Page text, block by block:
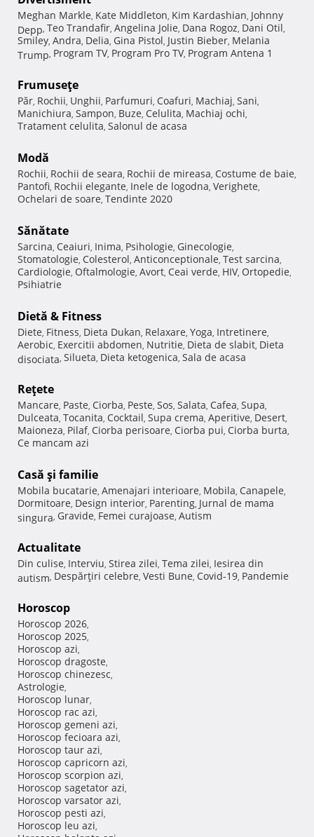
Meghan Markle, Kate Middleton, Kim Kardashian, Johnny
Depp, Teo Trandafir, Angelina Jolie, Dana Rogoz, Dani Otil,
Smiley, Andra, Delia, Gina Pistol, Justin Bieber, Melania
Trump, Program TV, Program Pro TV, Program Antena 1
Frumuseţe
Păr, Rochii, Unghii, Parfumuri, Coafuri, Machiaj, Sani,
Manichiura, Sampon, Buze, Celulita, Machiaj ochi,
Tratament celulita, Salonul de acasa
Modă
Rochii, Rochii de seara, Rochii de mireasa, Costume de baie,
Pantofi, Rochii elegante, Inele de logodna, Verighete,
Ochelari de soare, Tendinte 2020
Sănătate
Sarcina, Ceaiuri, Inima, Psihologie, Ginecologie,
Stomatologie, Colesterol, Anticonceptionale, Test sarcina,
Cardiologie, Oftalmologie, Avort, Ceai verde, HIV, Ortopedie,
Psihiatrie
Dietă & Fitness
Diete, Fitness, Dieta Dukan, Relaxare, Yoga, Intretinere,
Aerobic, Exercitii abdomen, Nutritie, Dieta de slabit, Dieta
disociata, Silueta, Dieta ketogenica, Sala de acasa
Reţete
Mancare, Paste, Ciorba, Peste, Sos, Salata, Cafea, Supa,
Dulceata, Tocanita, Cocktail, Supa crema, Aperitive, Desert,
Maioneza, Pilaf, Ciorba perisoare, Ciorba pui, Ciorba burta,
Ce mancam azi
Casă şi familie
Mobila bucatarie, Amenajari interioare, Mobila, Canapele,
Dormitoare, Design interior, Parenting, Jurnal de mama
singura, Gravide, Femei curajoase, Autism
Actualitate
Din culise, Interviu, Stirea zilei, Tema zilei, Iesirea din
autism, Despărţiri celebre, Vesti Bune, Covid-19, Pandemie
Horoscop
Horoscop 2026,
Horoscop 2025,
Horoscop azi,
Horoscop dragoste,
Horoscop chinezesc,
Astrologie,
Horoscop lunar,
Horoscop rac azi,
Horoscop gemeni azi,
Horoscop fecioara azi,
Horoscop taur azi,
Horoscop capricorn azi,
Horoscop scorpion azi,
Horoscop sagetator azi,
Horoscop varsator azi,
Horoscop pesti azi,
Horoscop leu azi,